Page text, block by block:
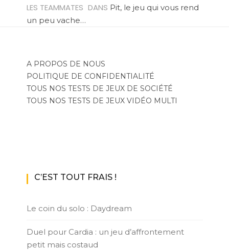
LES TEAMMATES DANS Pit, le jeu qui vous rend
un peu vache…
A PROPOS DE NOUS
POLITIQUE DE CONFIDENTIALITÉ
TOUS NOS TESTS DE JEUX DE SOCIÉTÉ
TOUS NOS TESTS DE JEUX VIDÉO MULTI
C’EST TOUT FRAIS !
Le coin du solo : Daydream
Duel pour Cardia : un jeu d’affrontement
petit mais costaud